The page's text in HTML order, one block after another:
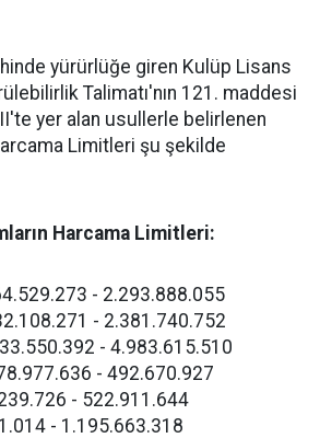
yürürlüğe giren Kulüp Lisans
Talimatı'nın 121. maddesi
yer alan usullerle belirlenen
Limitleri şu şekilde
Harcama Limitleri:
- 2.293.888.055
- 2.381.740.752
- 4.983.615.510
- 492.670.927
- 522.911.644
- 1.195.663.318